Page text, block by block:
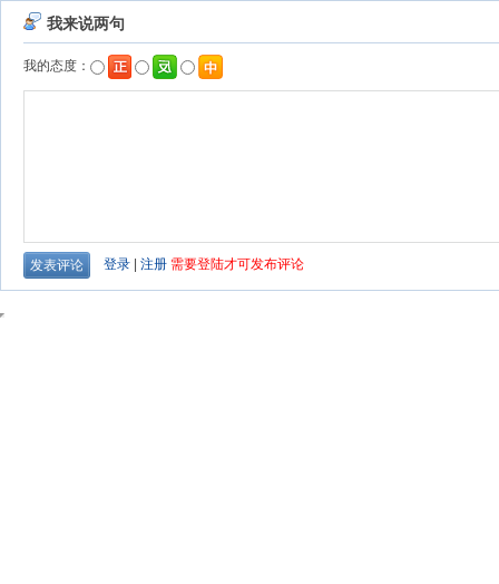
我来说两句
我的态度：
登录 注册 需要登陆才可发布评论